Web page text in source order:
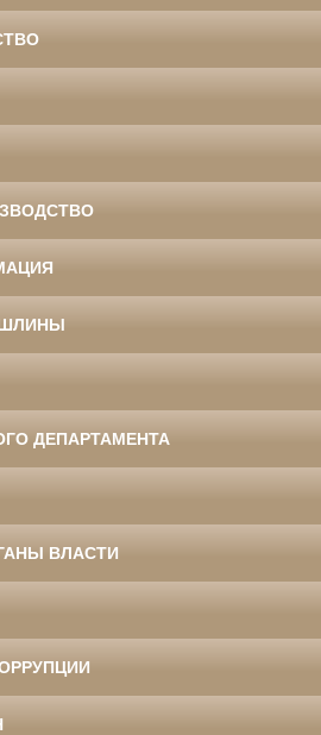
ДЕПАРТАМЕНТА
ВЛАСТИ